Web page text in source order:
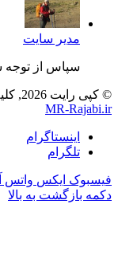
مدیر سایت
سپاس از توجه
© کپی رایت 2026, کلیه حقوق محفوظ است |
MR-Rajabi.ir
اینستاگرام
تلگرام
فیسبوک ایکس واتس
دکمه بازگشت به بالا